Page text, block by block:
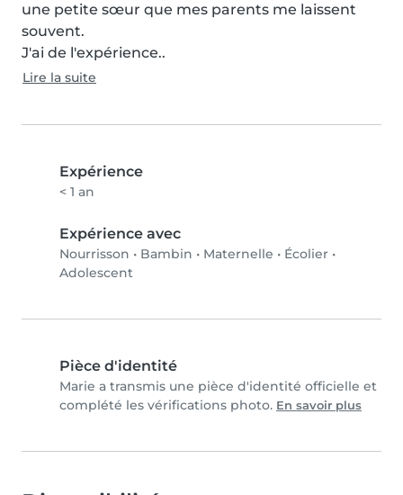
une petite sœur que mes parents me laissent
souvent.
J'ai de l'expérience..
Lire la suite
Expérience
< 1 an
Expérience avec
Nourrisson • Bambin • Maternelle • Écolier •
Adolescent
Pièce d'identité
Marie a transmis une pièce d'identité officielle et
complété les vérifications photo. En savoir plus